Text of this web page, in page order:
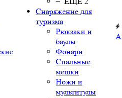
Снаряжение для
туризма
Рюкзаки и
баулы
Фонари
Спальные
мешки
Ножи и
мультитулы